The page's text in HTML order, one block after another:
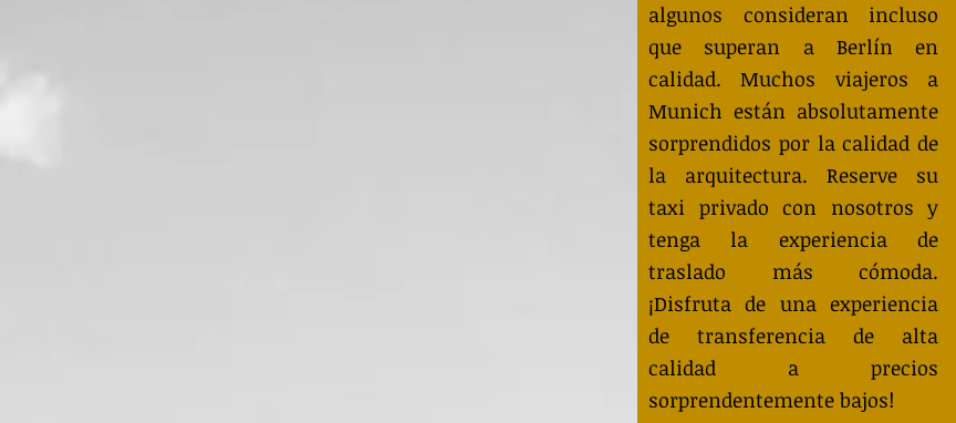
algunos consideran incluso
que superan a Berlín en
calidad. Muchos viajeros a
Munich están absolutamente
sorprendidos por la calidad de
la arquitectura. Reserve su
taxi privado con nosotros y
tenga la experiencia de
traslado más cómoda.
¡Disfruta de una experiencia
de transferencia de alta
calidad a precios
sorprendentemente bajos!